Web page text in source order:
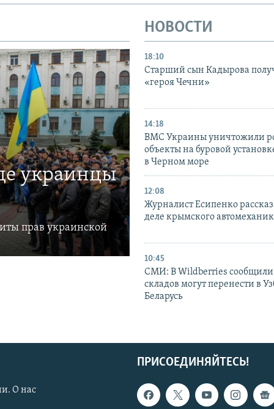
украинцы
прав украинской
НОВОСТИ
18:10
Старший сын Кадырова
«героя Чечни»
14:18
ВМС Украины уничтожили
объекты на буровой
в Черном море
12:08
Журналист Есипенко
деле крымского
10:45
СМИ: В Wildberries сообщили,
складов могут перенести в
Беларусь
ПРИСОЕДИНЯЙТЕСЬ!
О нас